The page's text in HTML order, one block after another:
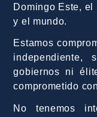
Domingo Este,
y el mundo.
Estamos
independiente,
gobiernos ni
comprometido
No tenemos